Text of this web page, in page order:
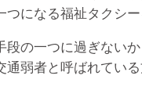
つになる福祉タクシー
段の一つに過ぎない
弱者と呼ばれてい